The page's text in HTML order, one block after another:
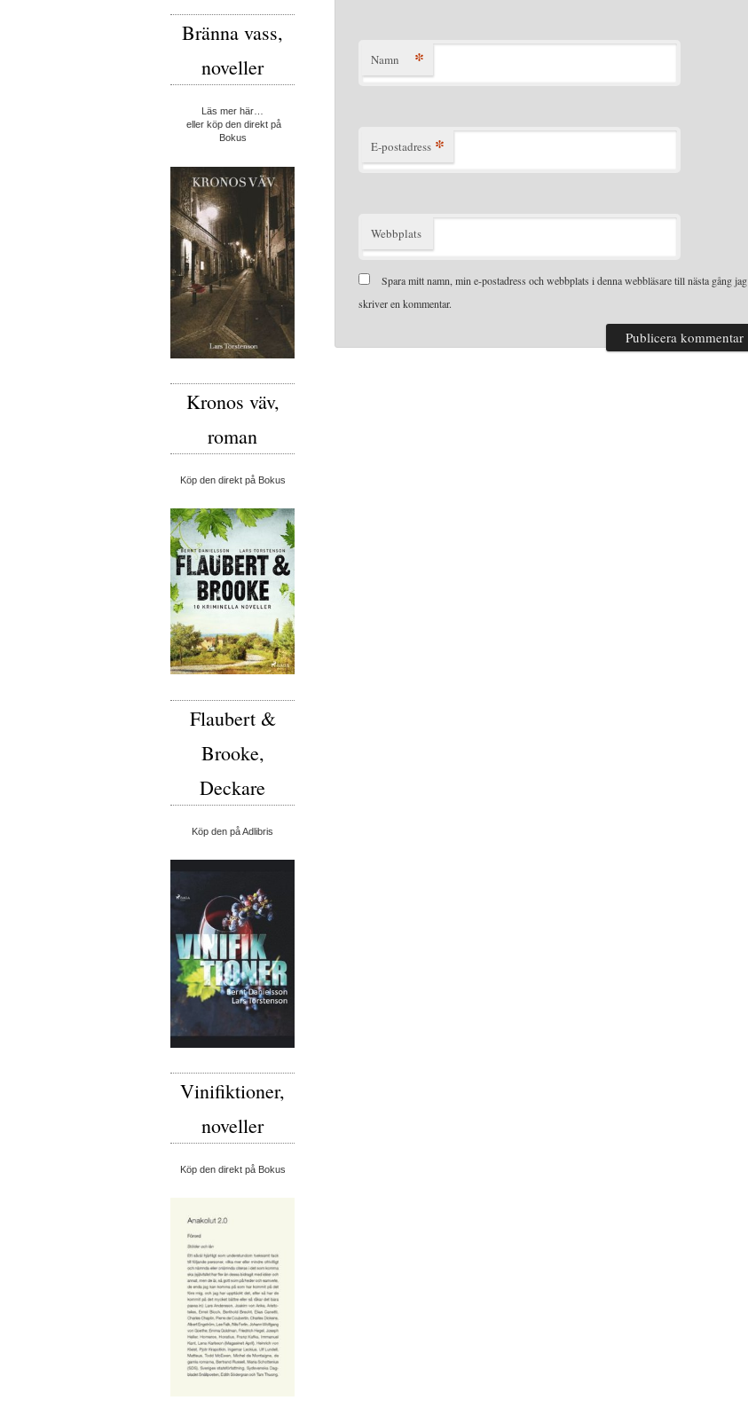
Namn *
E-postadress *
Webbplats
Spara mitt namn, min e-postadress och webbplats i denna webbläsare till nästa gång jag
skriver en kommentar.
Bränna vass,
noveller
Läs mer här…
eller köp den direkt på
Bokus
Kronos väv,
roman
Köp den direkt på Bokus
Flaubert &
Brooke,
Deckare
Köp den på Adlibris
Vinifiktioner,
noveller
Köp den direkt på Bokus